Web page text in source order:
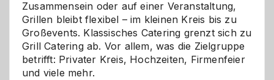
Zusammensein oder auf einer Veranstaltung,
Grillen bleibt flexibel – im kleinen Kreis bis zu
Großevents. Klassisches Catering grenzt sich zu
Grill Catering ab. Vor allem, was die Zielgruppe
betrifft: Privater Kreis, Hochzeiten, Firmenfeier
und viele mehr.